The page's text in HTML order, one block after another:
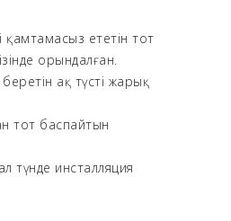
қамтамасыз ететін тот
орындалған.
ақ түсті жарық
тот баспайтын
түнде инсталляция